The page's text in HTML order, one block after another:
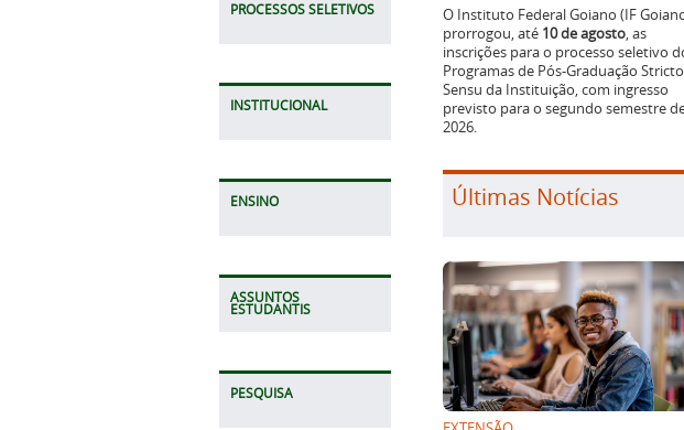
PROCESSOS SELETIVOS
INSTITUCIONAL
ENSINO
ASSUNTOS
ESTUDANTIS
PESQUISA
inscrições para o processo seletivo
Programas de Pós-Graduação Stricto
Sensu da Instituição, com ingresso
previsto para o segundo semestre de
2026.
EXTENSÃO
IF Goiano seleciona propostas